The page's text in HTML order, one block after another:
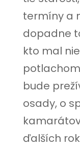
termíny a
dopadne
kto mal
bude
osady, o
ďalších